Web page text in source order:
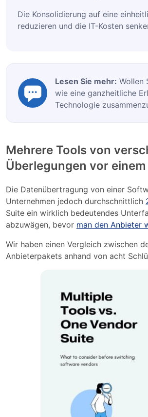
Die Konsolidierung auf eine
reduzieren und die IT-Kosten
Lesen Sie mehr: Wollen
wie eine ganzheitliche
Technologie
Mehrere Tools von
Überlegungen vor
Die Datenübertragung von einer
Unternehmen jedoch durchschnittlich
Suite ein wirklich bedeutendes
abzuwägen, bevor man den Anbieter
Wir haben einen Vergleich zwischen
Anbieterpakets anhand von acht